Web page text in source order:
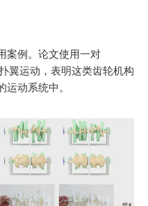
案例。论文使用一对
翼运动，表明这类齿轮机构
动系统中。